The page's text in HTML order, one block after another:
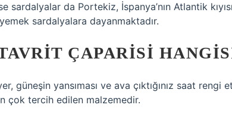
sardalyalar da Portekiz, İspanya’nın Atlantik
sardalyalara dayanmaktadır.
ÇAPARISI
güneşin yansıması ve ava çıktığınız saat rengi
çok tercih edilen malzemedir.